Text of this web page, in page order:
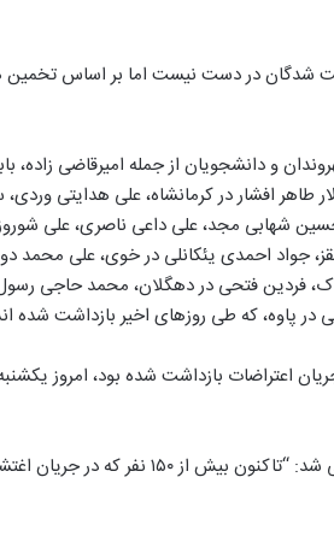
شدگان در دست نیست اما بر اساس تخمین
تن دیگر از شهروندان و دانشجویان از جمله
طاهر افشار در کرمانشاه، علی هدایتی‌
شهابی مجد، علی داعی ناصری، علی
جواد احمدی یئکانلی در خوی، علی محمد
فردین فتحی در دهگلان، محمد حاجی
در پاوه، که طی روزهای اخیر بازداشت شده
امروز فرمانده انتظامی کردستان